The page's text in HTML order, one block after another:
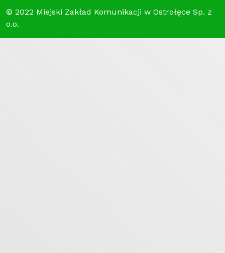
© 2022 Miejski Zakład Komunikacji w Ostrołęce Sp. z
o.o.